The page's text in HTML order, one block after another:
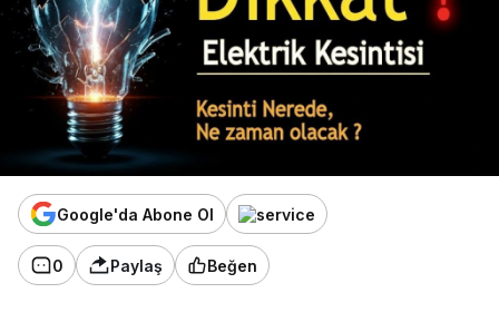
Google'da Abone Ol
0 Paylaş Beğen